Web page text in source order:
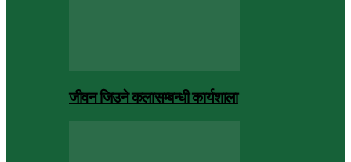
जीवन जिउने कलासम्बन्धी कार्यशाला